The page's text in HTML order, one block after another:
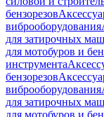
бензорезов
виброоборудования
для затирочных
для мотобуров и
инструмента
бензорезов
виброоборудования
для затирочных
для мотобуров и